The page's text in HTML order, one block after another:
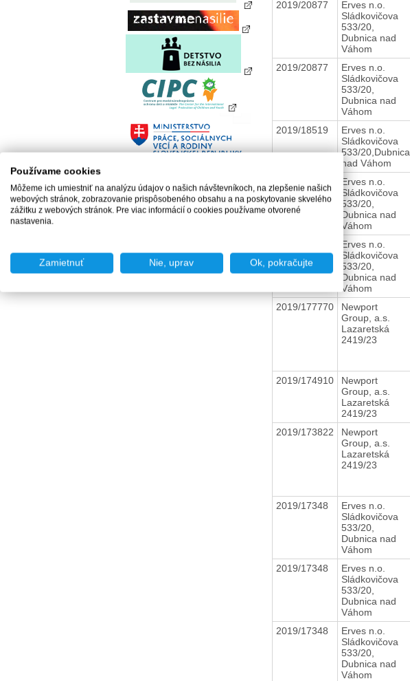
2019/20877
Erves n.o.
Sládkovičova
533/20,
Dubnica nad
Váhom
2019/20877
Erves n.o.
Sládkovičova
533/20,
Dubnica nad
Váhom
2019/18519
Erves n.o.
Sládkovičova
533/20,Dubnica
nad Váhom
2019/18519
Erves n.o.
Sládkovičova
533/20,
Dubnica nad
Váhom
Erves n.o.
Sládkovičova
533/20,
Dubnica nad
Váhom
2019/177770
Newport
Group, a.s.
Lazaretská
2419/23
2019/174910
Newport
Group, a.s.
Lazaretská
2419/23
2019/173822
Newport
Group, a.s.
Lazaretská
2419/23
2019/17348
Erves n.o.
Sládkovičova
533/20,
Dubnica nad
Váhom
2019/17348
Erves n.o.
Sládkovičova
533/20,
Dubnica nad
Váhom
2019/17348
Erves n.o.
Sládkovičova
533/20,
Dubnica nad
Váhom
Používame cookies
Môžeme ich umiestniť na analýzu údajov o našich návštevníkoch, na zlepšenie našich
webových stránok, zobrazovanie prispôsobeného obsahu a na poskytovanie skvelého
zážitku z webových stránok. Pre viac informácií o cookies používame otvorené
nastavenia.
Zamietnuť Nie, uprav Ok, pokračujte